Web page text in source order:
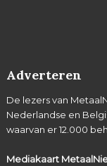
Adverteren
De lezers van
Nederlandse en
waarvan er 12.000
Mediakaart